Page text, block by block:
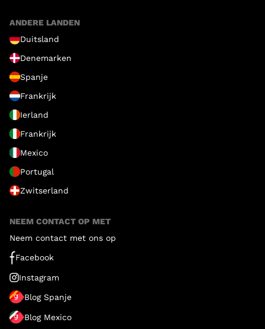
ANDERE LANDEN
Duitsland
Denemarken
Spanje
Frankrijk
Ierland
Frankrijk
Mexico
Portugal
Zwitserland
NEEM CONTACT OP MET
Neem contact met ons op
Facebook
Instagram
Blog Spanje
Blog Mexico